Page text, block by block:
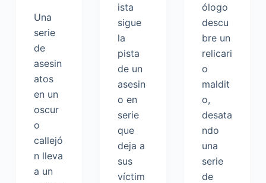
Una
serie
de
asesin
atos
en un
oscur
o
callejó
n lleva
a un
ista
sigue
la
pista
de un
asesin
o en
serie
que
deja a
sus
víctim
ólogo
descu
bre un
relicari
o
maldit
o,
desata
ndo
una
serie
de